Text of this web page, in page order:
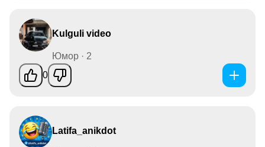
Kulguli video
Юмор · 2
0
Latifa_anikdot